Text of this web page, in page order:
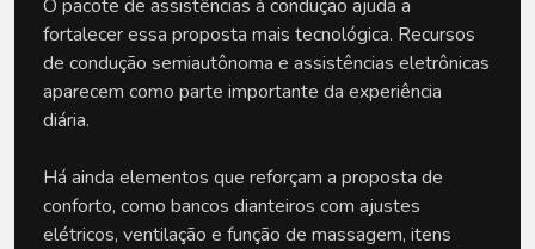
O pacote de assistências à condução ajuda a
fortalecer essa proposta mais tecnológica. Recursos
de condução semiautônoma e assistências eletrônicas
aparecem como parte importante da experiência
diária.
Há ainda elementos que reforçam a proposta de
conforto, como bancos dianteiros com ajustes
elétricos, ventilação e função de massagem, itens